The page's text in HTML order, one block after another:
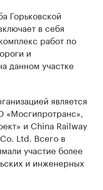
Горьковской
в себя
работ по
и
данном участке
является
«Мосгипротранс»,
и China Railway
Ltd. Всего в
участие более
и инженерных